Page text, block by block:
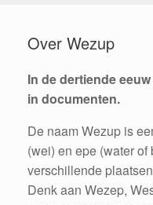
Over Wezup
In de dertiende
in documenten.
De naam Wezup is
(wei) en epe (water
verschillende
Denk aan Wezep,